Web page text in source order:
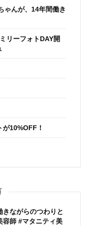
ゃんが、14年間働き
リーフォトDAY開
が10%OFF！
ながらのつわりと
容師 #マタニティ美